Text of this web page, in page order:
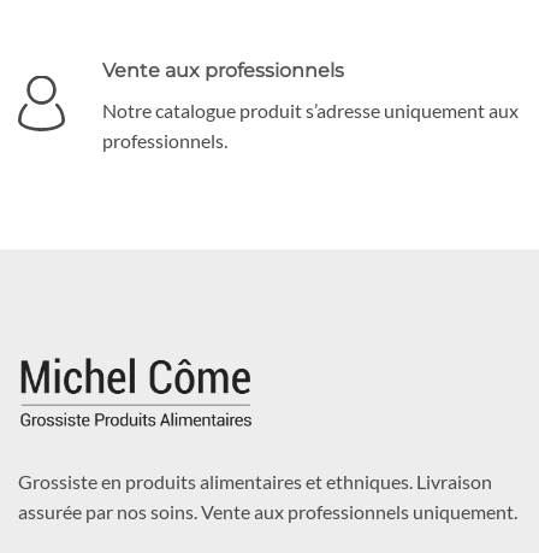
Vente aux professionnels
Notre catalogue produit s’adresse uniquement aux
professionnels.
Grossiste en produits alimentaires et ethniques. Livraison
assurée par nos soins. Vente aux professionnels uniquement.